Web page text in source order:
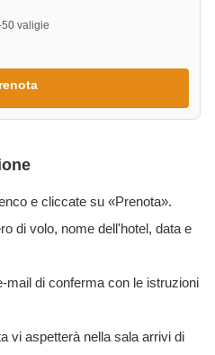
valigie
e cliccate su «Prenota».
di volo, nome dell'hotel, data e
mail di conferma con le istruzioni
vi aspetterà nella sala arrivi di